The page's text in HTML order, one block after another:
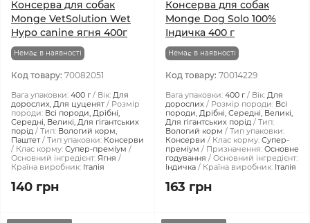
Консерва для собак
Monge VetSolution Wet
Hypo canine ягня 400г
Немає в наявності
Код товару: 70082051
Вага упаковки: 400 г Вік: Для
дорослих, Для цуценят
Розмір
породи: Всі породи, Дрібні,
Середні, Великі, Для гігантських
порід
Тип: Вологий корм,
Паштет
Тип упаковки: Консерви
Клас корму: Супер-преміум
Основний інгредієнт: Ягня
Країна виробник: Італія
140 грн
Консерва для собак
Monge Dog Solo 100%
Індичка 400 г
Немає в наявності
Код товару: 70014229
Вага упаковки: 400 г Вік: Для
дорослих
Розмір породи: Всі
породи, Дрібні, Середні, Великі,
Для гігантських порід
Тип:
Вологий корм
Тип упаковки:
Консерви
Клас корму: Супер-
преміум
Призначення: Основне
годування
Основний інгредієнт:
Індичка
Країна виробник: Італія
163 грн